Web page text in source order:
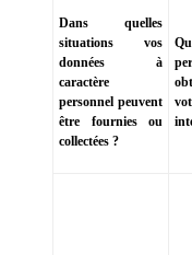
Dans quelles
situations vos
données à
caractère
personnel peuvent
être fournies ou
collectées ?